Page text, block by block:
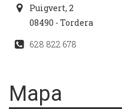
Puigvert, 2
08490 - Tordera
628 822 678
Mapa